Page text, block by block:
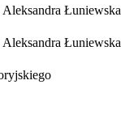
Aleksandra Łuniewska
Aleksandra Łuniewska